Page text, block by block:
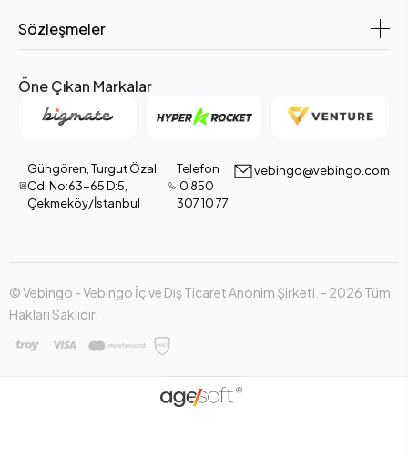
Sözleşmeler
Öne Çıkan Markalar
Güngören, Turgut Özal
Cd. No:63-65 D:5,
Çekmeköy/İstanbul
Telefon
:0 850
307 10 77
vebingo@vebingo.com
© Vebingo - Vebingo İç ve Dış Ticaret Anonim Şirketi. - 2026 Tüm
Hakları Saklıdır.